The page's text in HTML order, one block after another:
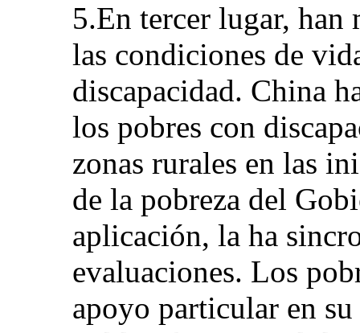
5.En tercer lugar, han
las condiciones de
discapacidad. China
los pobres con
zonas rurales en las
de la pobreza del
aplicación, la ha
evaluaciones. Los
apoyo particular en